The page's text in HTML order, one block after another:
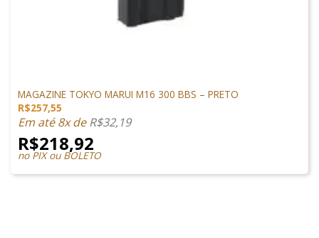
MAGAZINE TOKYO MARUI M16 300 BBS – PRETO
R$257,55
Em até 8x deR$32,19
R$218,92
no PIX ou BOLETO